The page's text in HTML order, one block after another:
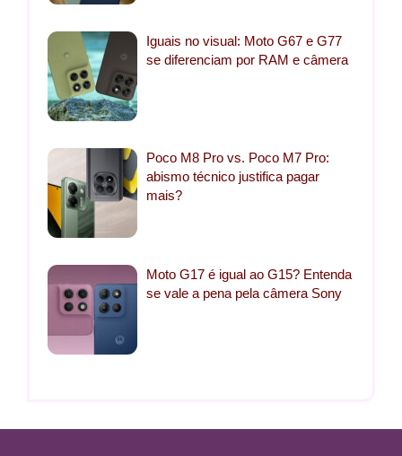
Iguais no visual: Moto G67 e G77
se diferenciam por RAM e câmera
Poco M8 Pro vs. Poco M7 Pro:
abismo técnico justifica pagar
mais?
Moto G17 é igual ao G15? Entenda
se vale a pena pela câmera Sony